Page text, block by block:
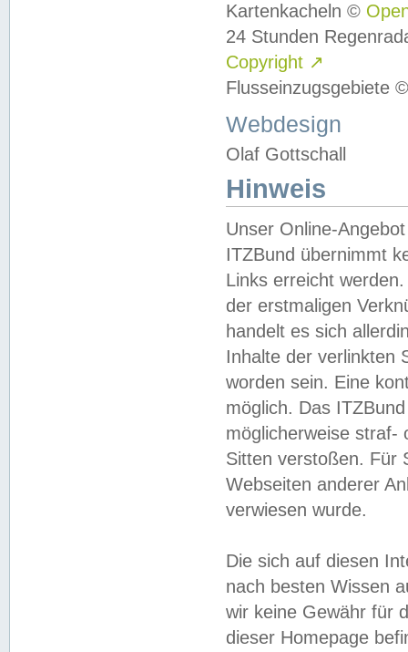
Kartenkacheln ©
24 Stunden
Copyright ↗
Flusseinzugsgebiete
Webdesign
Olaf Gottschall
Hinweis
Unser Online-
ITZBund übernimmt
Links erreicht
der erstmaligen
handelt es sich
Inhalte der verlinkten
worden sein. Eine
möglich. Das
möglicherweise straf-
Sitten verstoßen. Für
Webseiten anderer
verwiesen wurde.
Die sich auf diesen
nach besten Wissen
wir keine Gewähr für
dieser Homepage